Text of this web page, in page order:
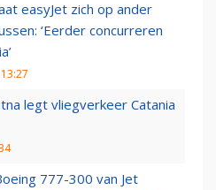
easyJet zich op ander
‘Eerder concurreren
legt vliegverkeer Catania
777-300 van Jet